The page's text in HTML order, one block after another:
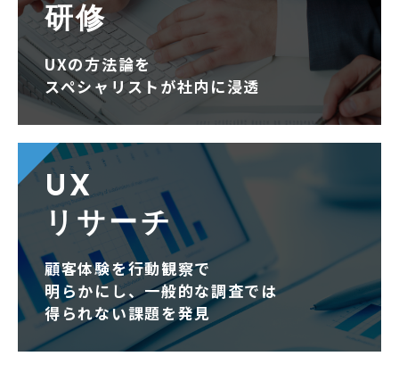
研修
UXの方法論を
スペシャリストが社内に浸透
UX
リサーチ
顧客体験を行動観察で
明らかにし、一般的な調査では
得られない課題を発見